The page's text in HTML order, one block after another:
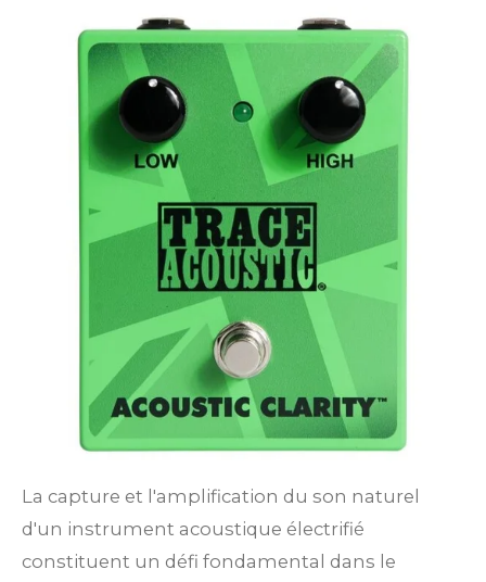
La capture et l'amplification du son naturel
d'un instrument acoustique électrifié
constituent un défi fondamental dans le